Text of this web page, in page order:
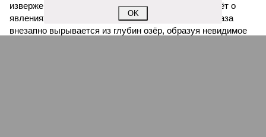
извержения», о которых мало кто слышал. Речь идёт о
явлениях, когда большое количество углекислого газа
внезапно вырывается из глубин озёр, образуя невидимое
OK